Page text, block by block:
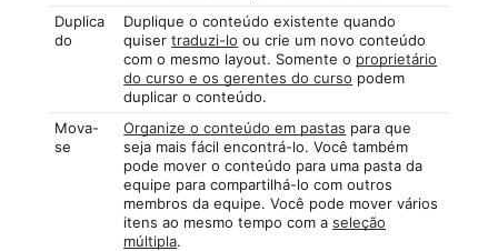
Duplica
do
Duplique o conteúdo existente quando
quisertraduzi-lo ou crie um novo conteúdo
com o mesmo layout. Somente o proprietário
do curso e os gerentes do curso podem
duplicar o conteúdo.
Mova-
se
Organize o conteúdo em pastas para que
seja mais fácil encontrá-lo. Você também
pode mover o conteúdo para uma pasta da
equipe para compartilhá-lo com outros
membros da equipe. Você pode mover vários
itens ao mesmo tempo com aseleção
múltipla.